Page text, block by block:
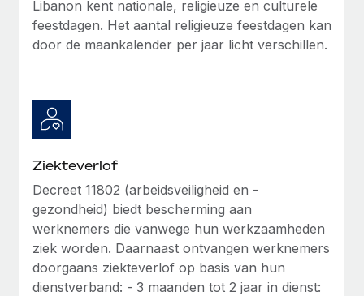
Secundaire arbeidsvoorwaarden
Eenvoudig secundaire arbeidsvoorwaarden
up op het gebied van gezondheid en welzijn,...
Meer informatie
Het blijft de missie van Remote om alle soorten bedrijven
Meer informatie
Hoe Phiture 55 werknemers in 19 landen
Phiture, een toonaangevende leider in de wereldwijde
mobiele groeiadviessector, zet zich sinds 2016...
Libanon kent nationale, religieuze en culturele
feestdagen. Het aantal religieuze feestdagen kan
door de maankalender per jaar licht verschillen.
Ziekteverlof
Decreet 11802 (arbeidsveiligheid en -
gezondheid) biedt bescherming aan
werknemers die vanwege hun werkzaamheden
ziek worden. Daarnaast ontvangen werknemers
doorgaans ziekteverlof op basis van hun
dienstverband: - 3 maanden tot 2 jaar in dienst: